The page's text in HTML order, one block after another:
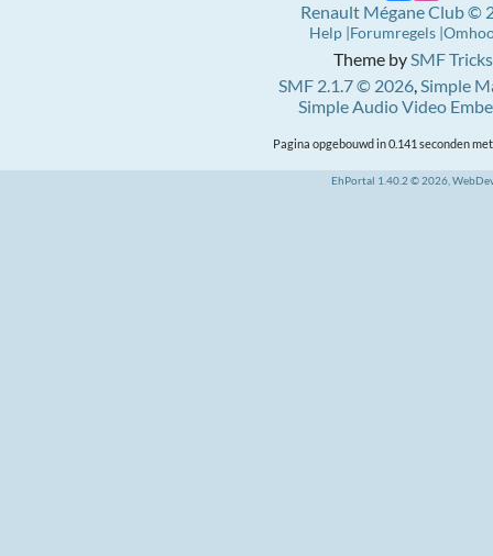
Theme bySMF Tricks
SMF 2.1.7 © 2026,Simple
Simple Audio Video
Renault Mégane Club ©
Help Forumregels
Pagina opgebouwd in 0.141 seconden
EhPortal 1.40.2 © 2026,